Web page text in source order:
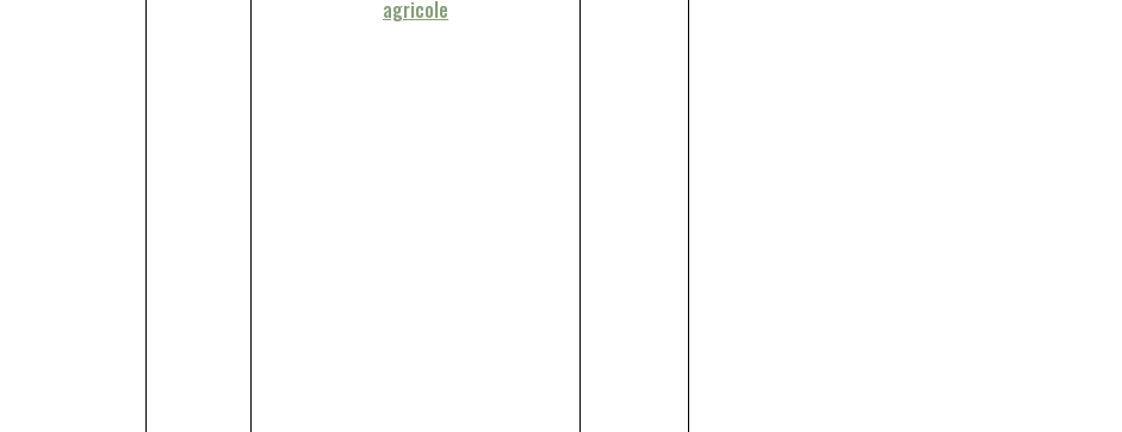
agricole